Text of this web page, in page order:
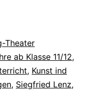
Theater
ab Klasse 11/12,
, Kunst ind
, Siegfried Lenz,